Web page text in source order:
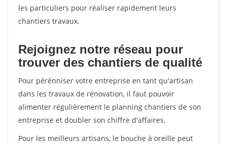
les particuliers pour réaliser rapidement leurs
chantiers travaux.
Rejoignez notre réseau pour
trouver des chantiers de qualité
Pour pérénniser votre entreprise en tant qu'artisan
dans les travaux de rénovation, il faut pouvoir
alimenter régulièrement le planning chantiers de son
entreprise et doubler son chiffre d'affaires.
Pour les meilleurs artisans, le bouche à oreille peut